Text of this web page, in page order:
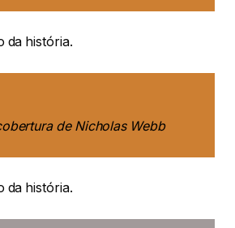
da história.
de Nicholas Webb
da história.